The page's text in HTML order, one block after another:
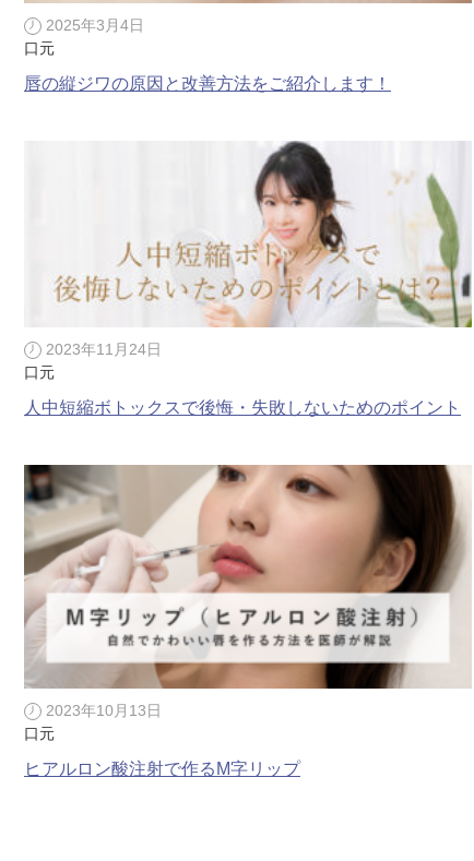
肩こりボトックス
若返り（アンチエイジング）点滴
ZO SKIN HEALTH（ゼオスキンヘルス）
2025年3月4日
口元
唇の縦ジワの原因と改善方法をご紹介します！
2023年11月24日
口元
人中短縮ボトックスで後悔・失敗しないためのポイント
2023年10月13日
口元
ヒアルロン酸注射で作るM字リップ